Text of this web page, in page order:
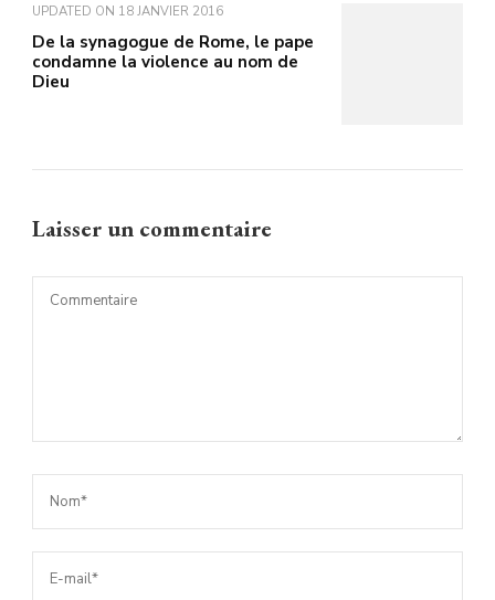
UPDATED ON 18 JANVIER 2016
De la synagogue de Rome, le pape
condamne la violence au nom de
Dieu
Laisser un commentaire